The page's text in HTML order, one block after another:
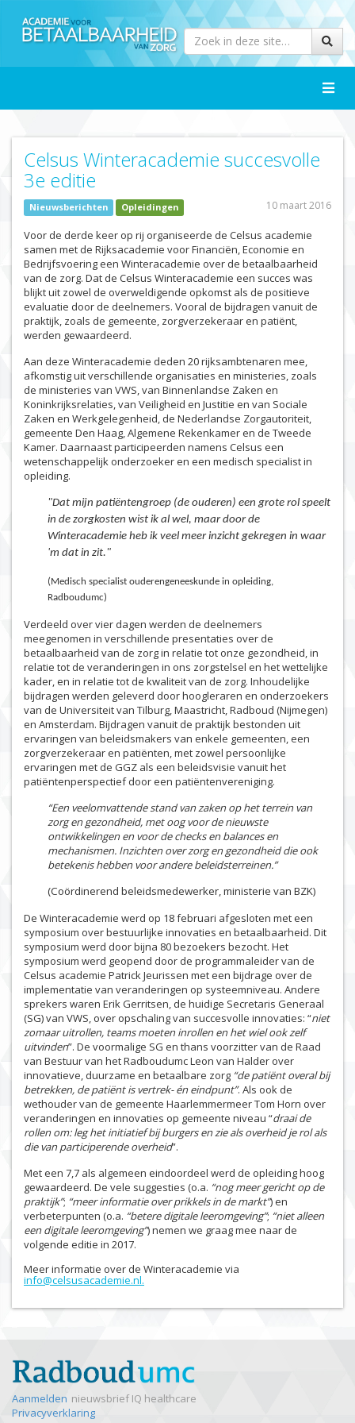
Toggle
Celsus Winteracademie succesvolle
3e editie
10 maart 2016
Nieuwsberichten Opleidingen
Voor de derde keer op rij organiseerde de Celsus academie
samen met de Rijksacademie voor Financiën, Economie en
Bedrijfsvoering een Winteracademie over de betaalbaarheid
van de zorg. Dat de Celsus Winteracademie een succes was
blijkt uit zowel de overweldigende opkomst als de positieve
evaluatie door de deelnemers. Vooral de bijdragen vanuit de
praktijk, zoals de gemeente, zorgverzekeraar en patiënt,
werden gewaardeerd.
Aan deze Winteracademie deden 20 rijksambtenaren mee,
afkomstig uit verschillende organisaties en ministeries, zoals
de ministeries van VWS, van Binnenlandse Zaken en
Koninkrijksrelaties, van Veiligheid en Justitie en van Sociale
Zaken en Werkgelegenheid, de Nederlandse Zorgautoriteit,
gemeente Den Haag, Algemene Rekenkamer en de Tweede
Kamer. Daarnaast participeerden namens Celsus een
wetenschappelijk onderzoeker en een medisch specialist in
opleiding.
"Dat mijn patiëntengroep (de ouderen) een grote rol speelt
in de zorgkosten wist ik al wel, maar door de
Winteracademie heb ik veel meer inzicht gekregen in waar
'm dat in zit."
(Medisch specialist ouderengeneeskunde in opleiding,
Radboudumc)
Verdeeld over vier dagen werden de deelnemers
meegenomen in verschillende presentaties over de
betaalbaarheid van de zorg in relatie tot onze gezondheid, in
relatie tot de veranderingen in ons zorgstelsel en het wettelijke
kader, en in relatie tot de kwaliteit van de zorg. Inhoudelijke
bijdragen werden geleverd door hoogleraren en onderzoekers
van de Universiteit van Tilburg, Maastricht, Radboud (Nijmegen)
en Amsterdam. Bijdragen vanuit de praktijk bestonden uit
ervaringen van beleidsmakers van enkele gemeenten, een
zorgverzekeraar en patiënten, met zowel persoonlijke
ervaringen met de GGZ als een beleidsvisie vanuit het
patiëntenperspectief door een patiëntenvereniging.
“Een veelomvattende stand van zaken op het terrein van
zorg en gezondheid, met oog voor de nieuwste
ontwikkelingen en voor de checks en balances en
mechanismen. Inzichten over zorg en gezondheid die ook
betekenis hebben voor andere beleidsterreinen.”
(Coördinerend beleidsmedewerker, ministerie van BZK)
De Winteracademie werd op 18 februari afgesloten met een
symposium over bestuurlijke innovaties en betaalbaarheid. Dit
symposium werd door bijna 80 bezoekers bezocht. Het
symposium werd geopend door de programmaleider van de
Celsus academie Patrick Jeurissen met een bijdrage over de
implementatie van veranderingen op systeemniveau. Andere
sprekers waren Erik Gerritsen, de huidige Secretaris Generaal
(SG) van VWS, over opschaling van succesvolle innovaties: “niet
zomaar uitrollen, teams moeten inrollen en het wiel ook zelf
uitvinden”. De voormalige SG en thans voorzitter van de Raad
van Bestuur van het Radboudumc Leon van Halder over
innovatieve, duurzame en betaalbare zorg “de patiënt overal bij
betrekken, de patiënt is vertrek- én eindpunt”. Als ook de
wethouder van de gemeente Haarlemmermeer Tom Horn over
veranderingen en innovaties op gemeente niveau “draai de
rollen om: leg het initiatief bij burgers en zie als overheid je rol als
die van participerende overheid”.
Met een 7,7 als algemeen eindoordeel werd de opleiding hoog
gewaardeerd. De vele suggesties (o.a. “nog meer gericht op de
praktijk”; “meer informatie over prikkels in de markt”) en
verbeterpunten (o.a. “betere digitale leeromgeving”; “niet alleen
een digitale leeromgeving”) nemen we graag mee naar de
volgende editie in 2017.
Meer informatie over de Winteracademie via
info@celsusacademie.nl.
Aanmelden nieuwsbrief IQ healthcare
Privacyverklaring